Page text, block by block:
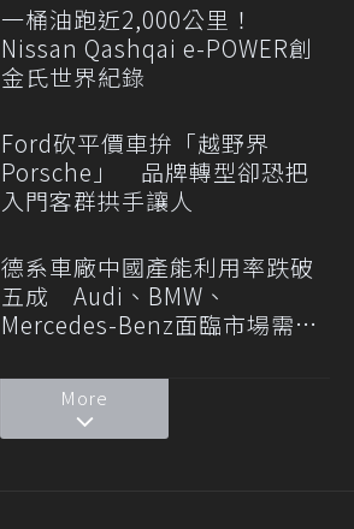
一桶油跑近2,000公里！
Nissan Qashqai e-POWER創
金氏世界紀錄
Ford砍平價車拚「越野界
Porsche」 品牌轉型卻恐把
入門客群拱手讓人
德系車廠中國產能利用率跌破
五成 Audi、BMW、
Mercedes-Benz面臨市場需求
More